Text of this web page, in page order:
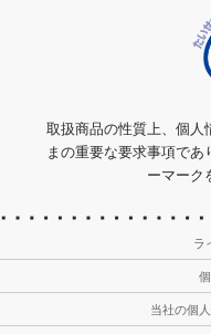
取扱商品の性質上、個人
まの重要な要求事項で
ーマーク
ラ
当社の個